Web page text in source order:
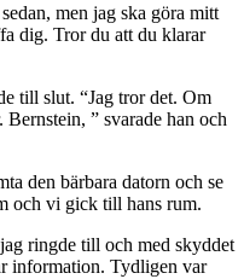
men jag ska göra mitt
dig. Tror du att du klarar
till slut. “Jag tror det. Om
” svarade han och
den bärbara datorn och se
och vi gick till hans rum.
ringde till och med skyddet
information. Tydligen var